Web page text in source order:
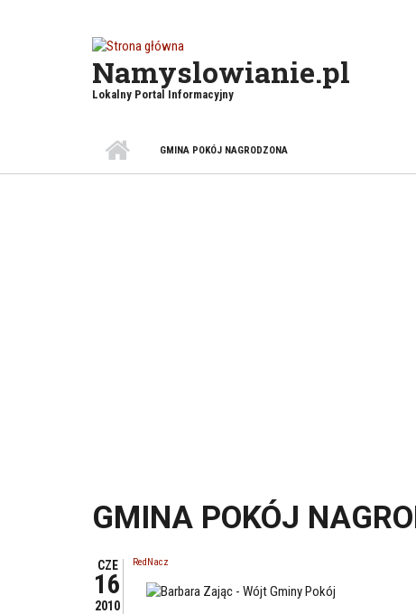
Namyslowianie.pl
Lokalny Portal Informacyjny
GMINA POKÓJ NAGRODZONA
GMINA POKÓJ
CZE
16
2010
RedNacz